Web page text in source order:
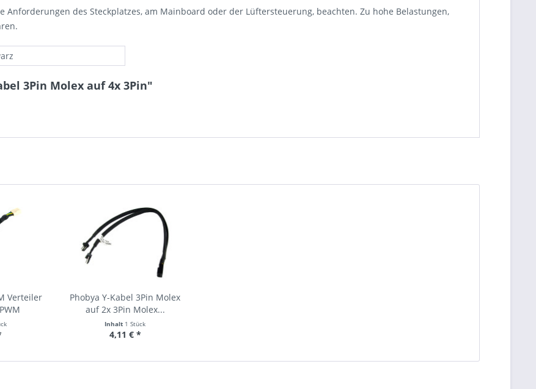
Anforderungen des Steckplatzes, am Mainboard oder der Lüftersteuerung, beachten. Zu hohe Belastungen,
3Pin Molex auf 4x 3Pin"
Verteiler
Phobya Y-Kabel 3Pin Molex
auf 2x 3Pin Molex...
Inhalt 1 Stück
4,11 € *